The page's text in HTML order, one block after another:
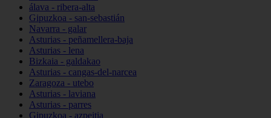
álava - ribera-alta
Gipuzkoa - san-sebastián
Navarra - galar
Asturias - peñamellera-baja
Asturias - lena
Bizkaia - galdakao
Asturias - cangas-del-narcea
Zaragoza - utebo
Asturias - laviana
Asturias - parres
Gipuzkoa - azpeitia